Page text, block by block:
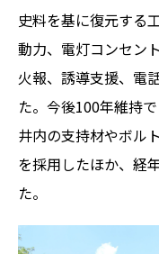
史料を基に復元する
動力、電灯コンセン
火報、誘導支援、電
た。今後100年維持
井内の支持材やボル
を採用したほか、経
た。